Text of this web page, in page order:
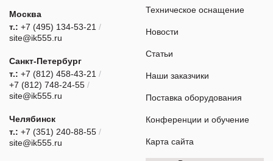
Москва
т.: +7 (495) 134-53-21 /
site@ik555.ru
Санкт-Петербург
т.: +7 (812) 458-43-21 /
+7 (812) 748-24-55 /
site@ik555.ru
Челябинск
т.: +7 (351) 240-88-55 /
site@ik555.ru
Техническое оснащение
Новости
Статьи
Наши заказчики
Поставка оборудования
Конференции и обучение
Карта сайта